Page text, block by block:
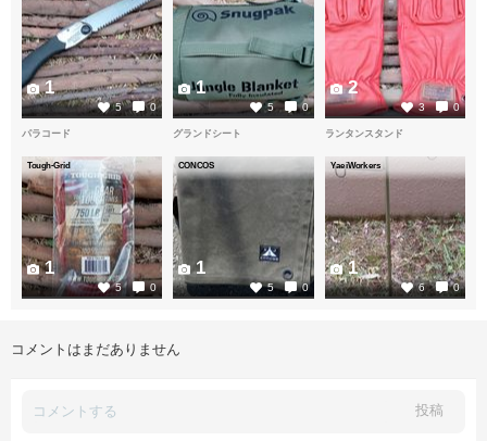
5 0
1
5 0
1
3 0
2
パラコード
Tough-Grid
5 0
1
グランドシート
CONCOS
5 0
1
ランタンスタンド
YaeiWorkers
6 0
1
コメントはまだありません
投稿